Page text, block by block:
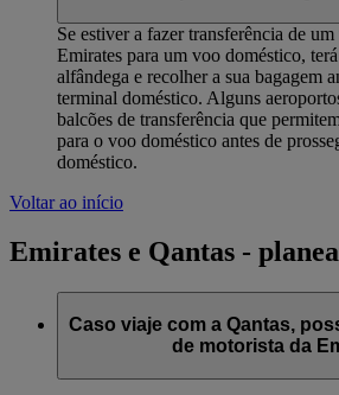
Se estiver a fazer transferência de
Emirates para um voo doméstico,
alfândega e recolher a sua bagagem
terminal doméstico. Alguns
balcões de transferência que
para o voo doméstico antes de
doméstico.
Voltar ao início
Emirates e Qantas -
Caso viaje com a Qantas,
de motorista da